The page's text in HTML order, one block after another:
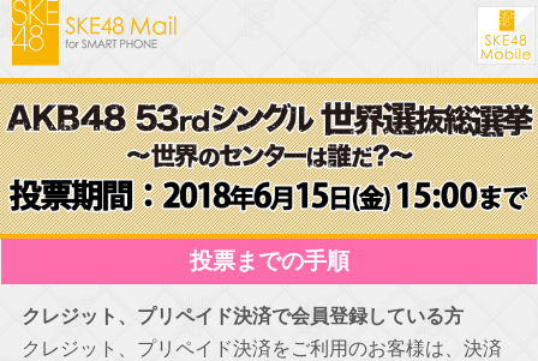
投票までの手順
クレジット、プリペイド決済で会員登録している方
クレジット、プリペイド決済をご利用のお客様は、決済